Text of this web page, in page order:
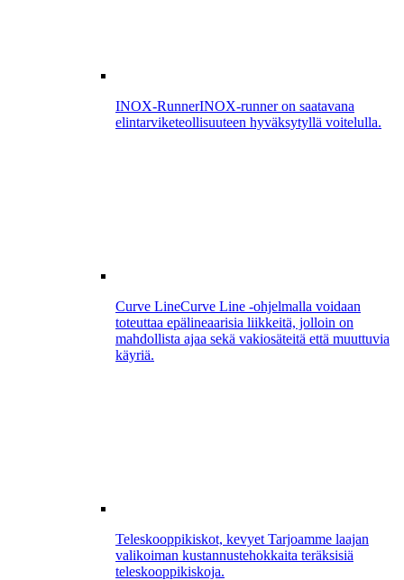
INOX-RunnerINOX-runner on saatavana
elintarviketeollisuuteen hyväksytyllä voitelulla.
Curve LineCurve Line -ohjelmalla voidaan
toteuttaa epälineaarisia liikkeitä, jolloin on
mahdollista ajaa sekä vakiosäteitä että muuttuvia
käyriä.
Teleskooppikiskot, kevyet Tarjoamme laajan
valikoiman kustannustehokkaita teräksisiä
teleskooppikiskoja.